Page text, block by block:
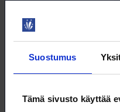
Suostumus
Tämä sivusto käyttää
Posivan
kiinnostui radioaktiivisten